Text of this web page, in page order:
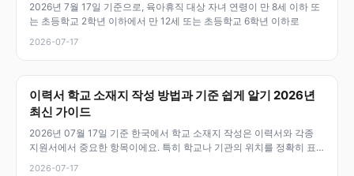
2026년 7월 17일 기준으로, 육아휴직 대상 자녀 연령이 만 8세 이하 또
는 초등학교 2학년 이하에서 만 12세 또는 초등학교 6학년 이하로
2026-07-17
이력서 학교 소재지 작성 방법과 기준 쉽게 알기 2026년
최신 가이드
2026년 07월 17일 기준 한국에서 학교 소재지 작성은 이력서와 각종
지원서에서 중요한 항목이에요. 특히 학교나 기관의 위치를 정확히 표
2026-07-17